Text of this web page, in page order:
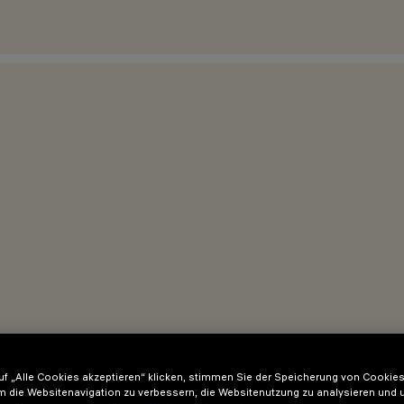
„Alle Cookies akzeptieren“ klicken, stimmen Sie der Speicherung von
die Websitenavigation zu verbessern, die Websitenutzung zu analysieren und